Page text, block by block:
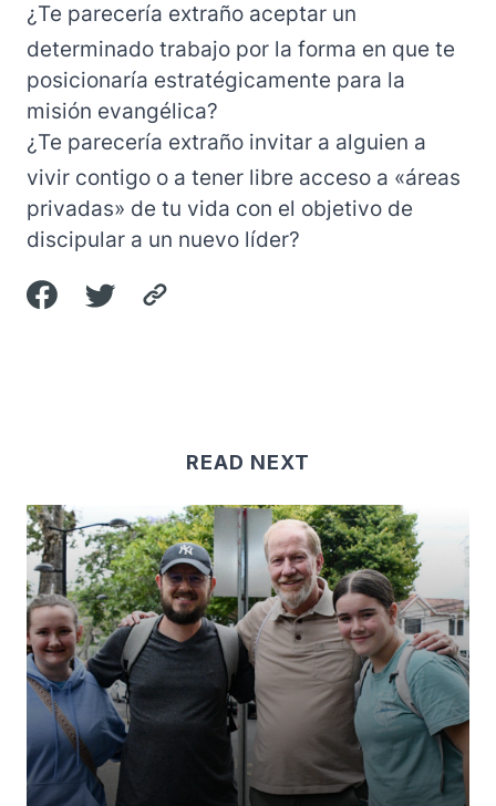
¿Te parecería extraño aceptar un
determinado trabajo por la forma en que te
posicionaría estratégicamente para la
misión evangélica?
¿Te parecería extraño invitar a alguien a
vivir contigo o a tener libre acceso a «áreas
privadas» de tu vida con el objetivo de
discipular a un nuevo líder?
READ NEXT